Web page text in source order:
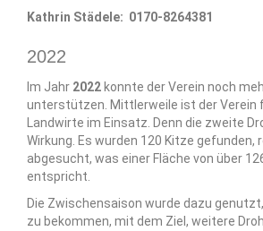
Kathrin Städele: 0170-8264381
2022
Im Jahr 2022 konnte der Verein noch
unterstützen. Mittlerweile ist der Verein
Landwirte im Einsatz. Denn die zweite
Wirkung. Es wurden 120 Kitze gefunden,
abgesucht, was einer Fläche von über
entspricht.
Die Zwischensaison wurde dazu
zu bekommen, mit dem Ziel, weitere